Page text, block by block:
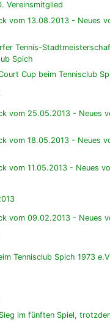
Vereinsmitglied
vom 13.08.2013 - Neues
Tennis-
Spich
Cup beim Tennisclub
vom 25.05.2013 - Neues
vom 18.05.2013 - Neues
vom 11.05.2013 - Neues
vom 09.02.2013 - Neues
Tennisclub Spich 1973
im fünften Spiel,